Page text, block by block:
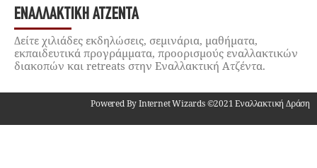
ΕΝΑΛΛΑΚΤΙΚΉ ΑΤΖΈΝΤΑ
Δείτε χιλιάδες εκδηλώσεις, σεμινάρια, μαθήματα,
εκπαιδευτικά προγράμματα, προορισμούς εναλλακτικών
διακοπών και retreats στην Εναλλακτική Ατζέντα.
Powered By Internet Wizards ©2021 Εναλλακτική Δράση